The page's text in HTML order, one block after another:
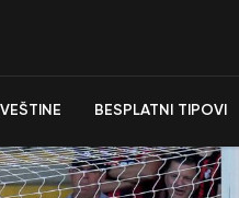
BESPLATNI TIPOVI